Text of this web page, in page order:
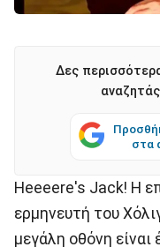
Δες
στα
Heeeere's Jack! H
ερμηνευτή του
μεγάλη οθόνη είναι